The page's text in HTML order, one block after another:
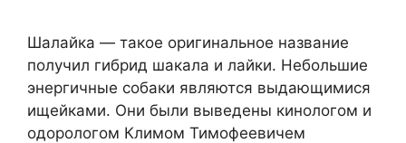
Шалайка ― такое оригинальное название
получил гибрид шакала и лайки. Небольшие
энергичные собаки являются выдающимися
ищейками. Они были выведены кинологом и
одорологом Климом Тимофеевичем